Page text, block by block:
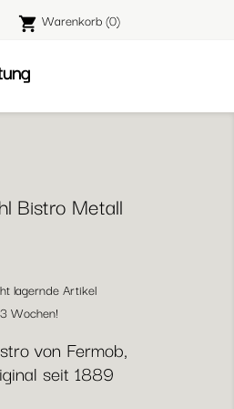
shopping_cart Warenkorb(0)
Bistro Metall
lagernde Artikel
Wochen!
von Fermob,
seit 1889